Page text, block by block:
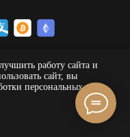
работу сайта и
сайт, вы
персональных